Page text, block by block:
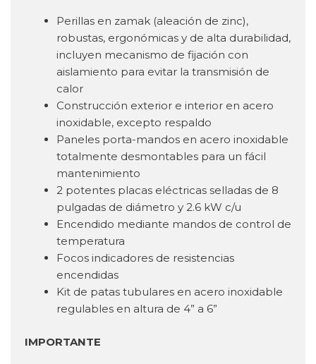
Perillas en zamak (aleación de zinc),
robustas, ergonómicas y de alta durabilidad,
incluyen mecanismo de fijación con
aislamiento para evitar la transmisión de
calor
Construcción exterior e interior en acero
inoxidable, excepto respaldo
Paneles porta-mandos en acero inoxidable
totalmente desmontables para un fácil
mantenimiento
2 potentes placas eléctricas selladas de 8
pulgadas de diámetro y 2.6 kW c/u
Encendido mediante mandos de control de
temperatura
Focos indicadores de resistencias
encendidas
Kit de patas tubulares en acero inoxidable
regulables en altura de 4” a 6”
IMPORTANTE